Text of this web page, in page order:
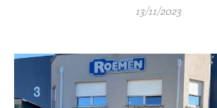
13/11/2023